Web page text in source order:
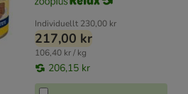
Individuellt 230,00 kr
217,00 kr
106,40 kr / kg
206,15 kr